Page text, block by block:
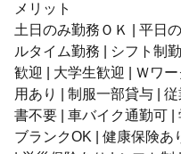
メリット
土日のみ勤務ＯＫ | 平日
ルタイム勤務 | シフト制
歓迎 | 大学生歓迎 | Ｗワ
用あり | 制服一部貸与 |
書不要 | 車バイク通勤可 |
ブランクOK | 健康保険あ